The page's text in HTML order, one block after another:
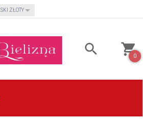
ZŁOTY
0